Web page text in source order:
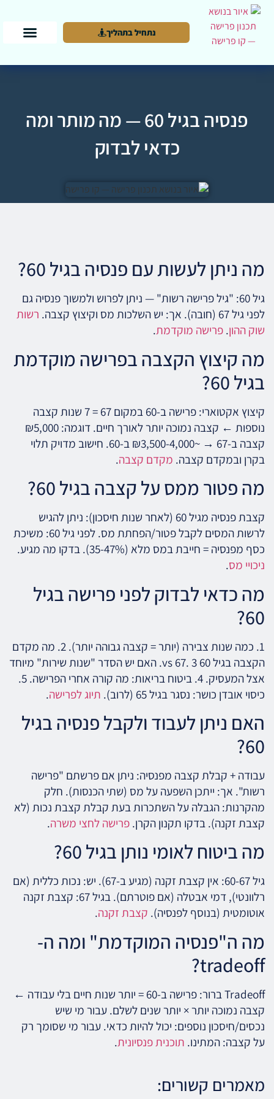
נתחיל בתהליך
פנסיה בגיל 60 — מה מותר ומה
כדאי לבדוק
מה ניתן לעשות עם פנסיה בגיל 60?
גיל 60: "גיל פרישה רשות" — ניתן לפרוש ולמשוך פנסיה גם
לפני גיל 67 (חובה). אך: יש השלכות מס וקיצוץ קצבה.
רשות
שוק ההון.פרישה מוקדמת.
מה קיצוץ הקצבה בפרישה מוקדמת
בגיל 60?
קיצוץ אקטוארי: פרישה ב-60 במקום 67 = 7 שנות קצבה
נוספות ← קצבה נמוכה יותר לאורך חיים. דוגמה: ₪5,000
קצבה ב-67 → ~₪3,500-4,000 ב-60. חישוב מדויק תלוי
בקרן ובמקדם קצבה. מקדם קצבה.
מה פטור ממס על קצבה בגיל 60?
קצבת פנסיה מגיל 60 (לאחר שנות חיסכון): ניתן להגיש
לרשות המסים לקבל פטור/הפחתת מס. לפני גיל 60: משיכת
כסף מפנסיה = חייבת במס מלא (35-47%). בדקו מה מגיע.
ניכויי מס.
מה כדאי לבדוק לפני פרישה בגיל
60?
1. כמה שנות צבירה (יותר = קצבה גבוהה יותר). 2. מה מקדם
הקצבה בגיל 60 vs 67. 3. האם יש הסדר "שנות שירות" מיוחד
אצל המעסיק. 4. ביטוח בריאות: מה קורה אחרי הפרישה. 5.
כיסוי אובדן כושר: נסגר בגיל 65 (לרוב).
תיוג לפרישה.
האם ניתן לעבוד ולקבל פנסיה בגיל
60?
עבודה + קבלת קצבה מפנסיה: ניתן אם פרשתם "פרישה
רשות". אך: ייתכן השפעה על מס (שתי הכנסות). חלק
מהקרנות: הגבלה על השתכרות בעת קבלת קצבת נכות (לא
קצבת זקנה). בדקו תקנון הקרן.פרישה לחצי משרה.
מה ביטוח לאומי נותן בגיל 60?
גיל 60-67: אין קצבת זקנה (מגיע ב-67). יש: נכות כללית (אם
רלוונטי), דמי אבטלה (אם פוטרתם). בגיל 67: קצבת זקנה
אוטומטית (בנוסף לפנסיה). קצבת זקנה.
מה ה"פנסיה המוקדמת" ומה ה-
tradeoff?
Tradeoff ברור: פרישה ב-60 = יותר שנות חיים בלי עבודה ←
קצבה נמוכה יותר × יותר שנים לשלם. עבור מי שיש
נכסים/חיסכון נוספים: יכול להיות כדאי. עבור מי שסומך רק
על קצבה: המתינו. תוכנית פנסיונית.
מאמרים קשורים: